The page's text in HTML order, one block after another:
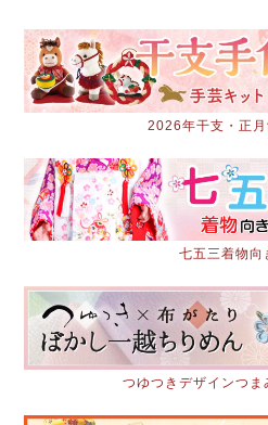
2026年干支・正月
七五三着物向
つゆつきデザインつま